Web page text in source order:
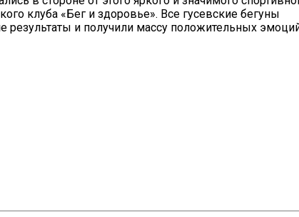
клуба «Бег и здоровье». Все гусевские бегуны
и получили массу положительных